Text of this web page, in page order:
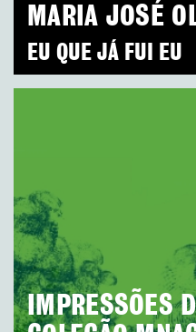
MARIA JOSÉ
EU QUE JÁ FUI EU
IMPRESSÕES